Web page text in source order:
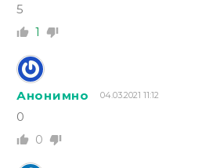
5
1
Анонимно 04.03.2021 11:12
0
0